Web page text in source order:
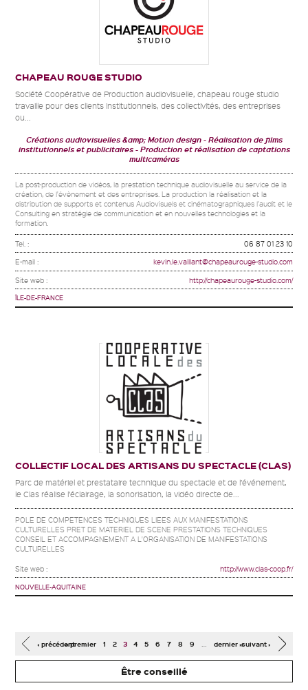
CHAPEAU ROUGE STUDIO
Société Coopérative de Production audiovisuelle, chapeau rouge studio
travaille pour des clients institutionnels, des collectivités, des entreprises
ou...
Créations audiovisuelles &amp; Motion design
Réalisation de films
institutionnels et publicitaires
Production et réalisation de captations
multicaméras
La post-production de vidéos, la prestation technique audiovisuelle au service de la
création, de l'évènement et des entreprises. La production la réalisation et la
distribution de supports et contenus Audiovisuels et cinématographiques l'audit et le
Consulting en stratégie de communication et en nouvelles technologies et la
formation.
Tel. : 06 87 01 23 10
E-mail : kevin.le.vaillant@chapeaurouge-studio.com
Site web : http://chapeaurouge-studio.com/
ÎLE-DE-FRANCE
COLLECTIF LOCAL DES ARTISANS DU SPECTACLE (CLAS)
Parc de matériel et prestataire technique du spectacle et de l’événement,
le Clas réalise l’éclairage, la sonorisation, la vidéo directe de...
POLE DE COMPETENCES TECHNIQUES LIEES AUX MANIFESTATIONS
CULTURELLES PRET DE MATERIEL DE SCENE PRESTATIONS TECHNIQUES
CONSEIL ET ACCOMPAGNEMENT A L'ORGANISATION DE MANIFESTATIONS
CULTURELLES
Site web : http://www.clas-coop.fr/
NOUVELLE-AQUITAINE
Pages
« premier
‹ précédent 1 2 3 4 5 6 7 8 9 suivant ›
dernier »
Être conseillé